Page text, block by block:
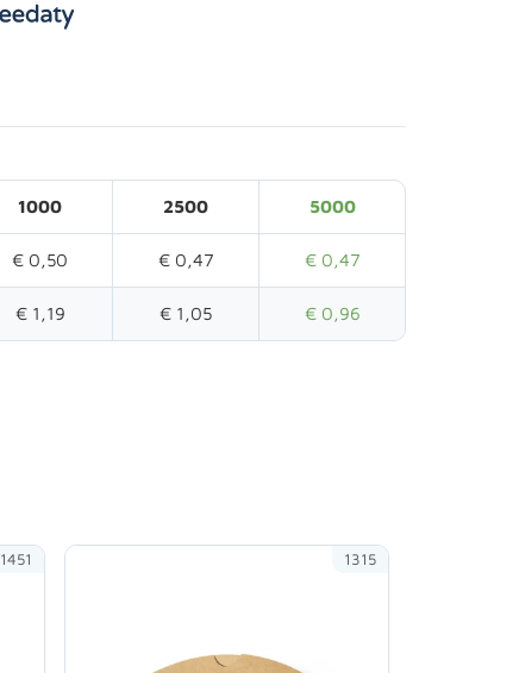
1000 2500 5000
€ 0,50 € 0,47 € 0,47
€ 1,19 € 1,05
€ 0,96
1451 1315